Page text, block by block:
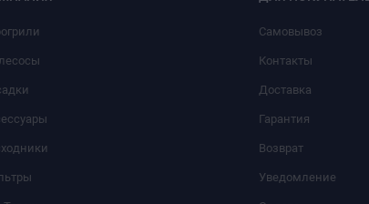
Самовывоз
Контакты
Доставка
Гарантия
Возврат
Уведомление